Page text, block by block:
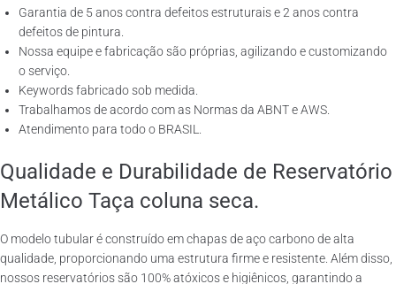
Garantia de 5 anos contra defeitos estruturais e 2 anos contra
defeitos de pintura.
Nossa equipe e fabricação são próprias, agilizando e customizando
o serviço.
Keywords fabricado sob medida.
Trabalhamos de acordo com as Normas da ABNT e AWS.
Atendimento para todo o BRASIL.
Qualidade e Durabilidade de Reservatório
Metálico Taça coluna seca.
O modelo tubular é construído em chapas de aço carbono de alta
qualidade, proporcionando uma estrutura firme e resistente. Além disso,
nossos reservatórios são 100% atóxicos e higiênicos, garantindo a